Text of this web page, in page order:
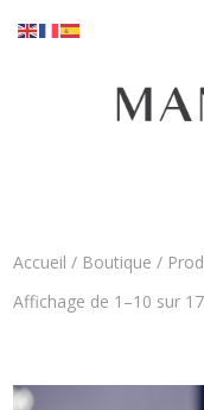
Accueil / Boutique /
Affichage de 1–10 sur